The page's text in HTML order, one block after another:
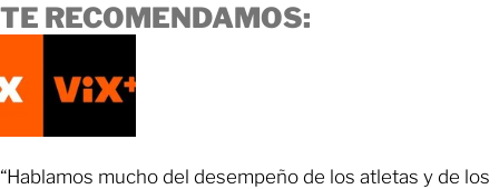
TE RECOMENDAMOS:
“Hablamos mucho del desempeño de los atletas y de los